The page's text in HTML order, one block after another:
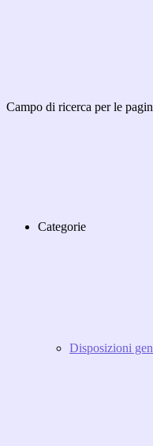
Campo di ricerca per le
Categorie
Disposizioni